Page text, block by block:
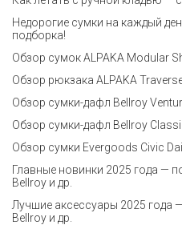
Недорогие сумки на каждый
подборка!
Обзор сумок ALPAKA Modular
Обзор рюкзака ALPAKA
Обзор сумки-дафл Bellroy
Обзор сумки-дафл Bellroy
Обзор сумки Evergoods Civic
Главные новинки 2025 года —
Bellroy и др.
Лучшие аксессуары 2025 года
Bellroy и др.